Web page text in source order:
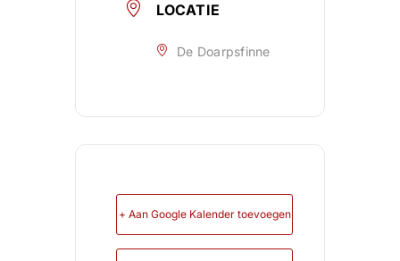
LOCATIE
De Doarpsfinne
+ Aan Google Kalender toevoegen